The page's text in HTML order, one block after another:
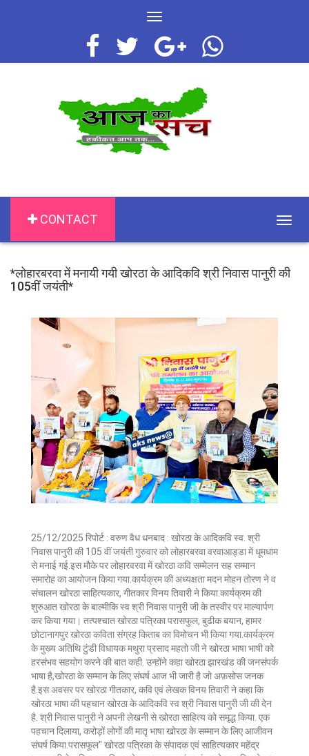
Toggle
CONTACT
*लोहारबरवा में मनायी गयी खोरठा के आदिकवि श्री निवास पानुरी की
105वीं जयंती*
25/12/2025 रिपोर्ट : वरुण वैध धनबाद : खोरठा के आदिकवि स्व. श्री
निवास पानुरी की 105 वीं जयंती गुरुवार को लोहारबरवा वरवाआड्डा में धूमधाम
से मनाई गई.इस मौके पर लोहारवरवा में खोरठा कवि सम्मेलन सह सम्मान
समारोह का आयोजन किया गया.कार्यक्रम की अध्यक्षता मदन मोहन तोरण ने व
संचालन खोरठा साहित्यकार, गीतकार विनय तिवारी ने किया.कार्यक्रम की
शुरुआत खोरठा के बाल्मीकि स्व श्री निवास पानुरी जी के तस्वीर पर माल्यार्पण
कर किया गया। तत्पश्चात खोरठा पत्रिका परासफुल, बुढीक बयान, हामर
छोटानागपुर खोरठा कविता संग्रह किताब का विमोचन भी किया गया.कार्यक्रम
के मुख्य अतिथि टुंडी विधायक मथुरा प्रसाद महतो जी ने खोरठा भाषा भाषी को
हरसंभव सहयोग करने की बात कही. उन्होंने कहा खोरठा झारखंड की जनसंपर्क
भाषा है,खोरठा के सम्मान के लिए संघर्ष आज भी जारी है जो अफ़सोस जनक
है.इस अवसर पर खोरठा गीतकार, कवि एवं लेखक विनय तिवारी ने कहा कि
खोरठा भाषा की पहचान खोरठा के आदिकवि स्व श्री निवास पानुरी जी की देन
है. श्री निवास पानुरी ने अपनी लेखनी से खोरठा साहित्य को समृद्ध किया. एक
पहचान दिलाया, करोड़ों लोगों की मातृ भाषा खोरठा के सम्मान के लिए आजीवन
संघर्ष किया.परासफूल" खोरठा पत्रिका के संपादक एवं साहित्यकार महेंद्र